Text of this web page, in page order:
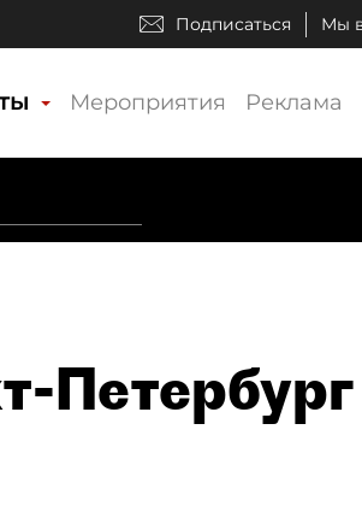
Подписаться Мы
Мероприятия Реклама
Петербург